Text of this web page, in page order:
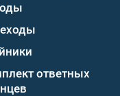
ответных